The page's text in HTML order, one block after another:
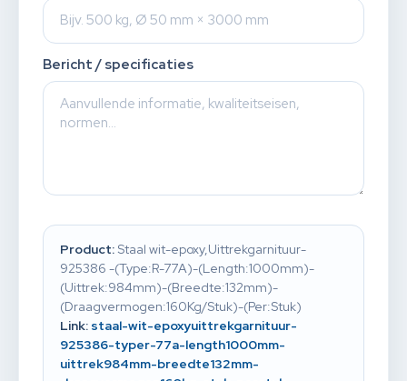
Bericht / specificaties
Product:Staal wit-epoxy,Uittrekgarnituur-
925386 -(Type:R-77A)-(Length:1000mm)-
(Uittrek:984mm)-(Breedte:132mm)-
(Draagvermogen:160Kg/Stuk)-(Per:Stuk)
Link: staal-wit-epoxyuittrekgarnituur-
925386-typer-77a-length1000mm-
uittrek984mm-breedte132mm-